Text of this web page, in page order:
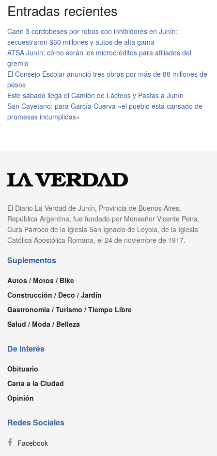
Entradas recientes
Caen 3 cordobeses por robos con inhibidores en Junín:
secuestraron $60 millones y autos de alta gama
ATSA Junín: cómo serán los microcréditos para afiliados del
gremio
El Consejo Escolar anunció tres obras por más de 88 millones de
pesos
Este sábado llega el Camión de Lácteos y Pastas a Junín
San Cayetano: para García Cuerva «el pueblo está cansado de
promesas incumplidas»
El Diario La Verdad de Junín, Provincia de Buenos Aires,
República Argentina, fue fundado por Monseñor Vicente Peira,
Cura Párroco de la Iglesia San Ignacio de Loyola, de la Iglesia
Católica Apostólica Romana, el 24 de noviembre de 1917.
Suplementos
Autos / Motos / Bike
Construcción / Deco / Jardín
Gastronomía / Turismo / Tiempo Libre
Salud / Moda / Belleza
De interés
Obituario
Carta a la Ciudad
Opinión
Redes Sociales
Facebook